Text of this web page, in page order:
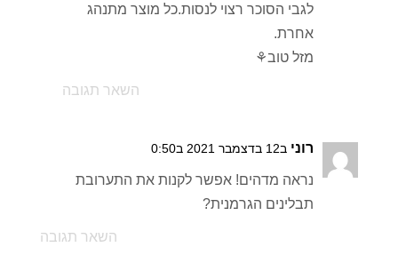
לגבי הסוכר רצוי לנסות.כל מוצר מתנהג
אחרת.
מזל טוב⚘
השאר תגובה
רוני ב12 בדצמבר 2021 ב0:50
נראה מדהים! אפשר לקנות את התערובת
תבלינים הגרמנית?
השאר תגובה